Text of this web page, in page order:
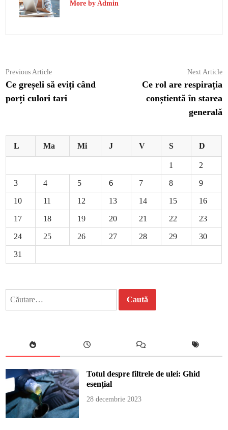
More by Admin
Navigare
în
articole
Previous ArticlePrevious
article:
Ce greșeli să eviți când
porți culori tari
Next Article
Ce rol are respirația
conștientă în starea
generală
L Ma Mi J V S D
1 2
3 4 5 6 7 8 9
10 11 12 13 14 15 16
17 18 19 20 21 22 23
24 25 26 27 28 29 30
31
Totul despre filtrele de ulei: Ghid
esențial
28 decembrie 2023